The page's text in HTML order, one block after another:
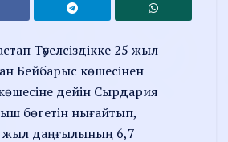
Тәуелсіздікке 25 жыл
Бейбарыс көшесінен
дейін Сырдария
бөгетін нығайтып,
жыл даңғылының 6,7